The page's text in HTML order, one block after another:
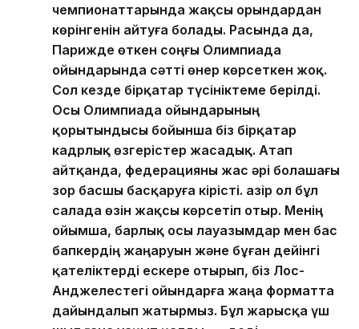
чемпионаттарында жақсы орындардан
көрінгенін айтуға болады. Расында да,
Парижде өткен соңғы Олимпиада
ойындарында сәтті өнер көрсеткен жоқ.
Сол кезде бірқатар түсініктеме берілді.
Осы Олимпиада ойындарының
қорытындысы бойынша біз бірқатар
кадрлық өзгерістер жасадық. Атап
айтқанда, федерацияны жас әрі болашағы
зор басшы басқаруға кірісті. Қазір ол бұл
салада өзін жақсы көрсетіп отыр. Менің
ойымша, барлық осы лауазымдар мен бас
бапкердің жаңаруын және бұған дейінгі
қателіктерді ескере отырып, біз Лос-
Анджелестегі ойындарға жаңа форматта
дайындалып жатырмыз. Бұл жарысқа үш